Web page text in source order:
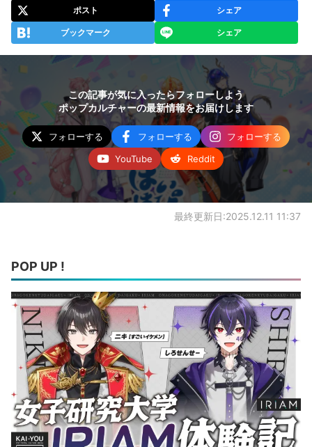
ポスト シェア
ブックマーク シェア
この記事が気に入ったらフォローしよう
ポップカルチャーの最新情報をお届けします
フォローする フォローする
フォローする
YouTube
Reddit
最終更新日:2025.12.11 11:37
POP UP !